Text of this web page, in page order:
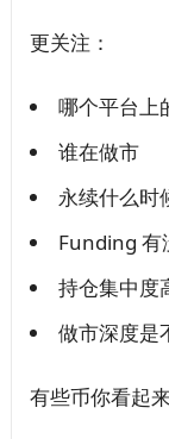
更关注：
哪个平台上
谁在做市
永续什么时
Funding 有
持仓集中度
做市深度是
有些币你看起